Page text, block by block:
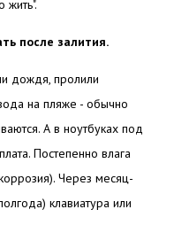
жить".
после залития.
дождя, пролили
на пляже - обычно
А в ноутбуках под
Постепенно влага
Через месяц-
клавиатура или